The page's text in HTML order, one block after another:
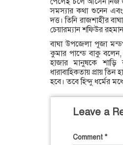
সমস্যার কথা শুনেন এবং
দত্ত। তিনি রাজশাহীর
চেয়ারম্যান শফিউর
বাঘা উপজেলা পূজা
কুমার পান্ডে বাকু বলেন,
হাজার মানুষকে শাড়ি
ধারাবাহিকতায় প্রায়
হবে। তবে হিন্দু ধর্মের
Leave a
Comment *